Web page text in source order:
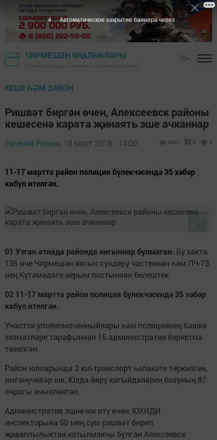
ЧИРМЕШӘН ЯҢАЛЫКЛАРЫ
КЕШЕ ҺӘМ ЗАКОН
Ришвәт биргән өчен, Алексеевск районы
кешесенә карата җинаять эше ачканнар
Евгений Ромин, 18 март 2019 - 14:00 4894 0 0
11-17 мартта район полиция бүлекчәсендә 35 хәбәр
кабул ителгән.
01 Узган атнада районда янгыннар булмаган. Бу хакта
135 нче Чирмешән янгын сүндерү частеннан һәм ПЧ-73
нең Күтәмәдәге аерым постыннан белештек.
02 11-17 мартта район полиция бүлекчәсендә 35 хәбәр
кабул ителгән.
Участок уполномоченныйлары һәм полициянең башка
хезмәтләре тарафыннан 15 административ беркетмә
төзелгән.
Район юлларында 2 юл-транспорт һәлакәте теркәлгән,
имгәнүчеләр юк. Юлда йөрү кагыйдәләрен бозуның 87
очрагы ачыкланган.
Административ эшне юк итү өчен, ЮХИДИ
инспекторына 50 мең сум ришвәт биреп
җаваплылыктан котылмакчы булган Алексеевск
3 Автоматическое закрытие баннера через